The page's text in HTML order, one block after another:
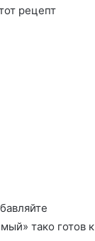
рецепт
тако готов к